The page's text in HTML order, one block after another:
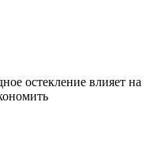
остекление влияет на